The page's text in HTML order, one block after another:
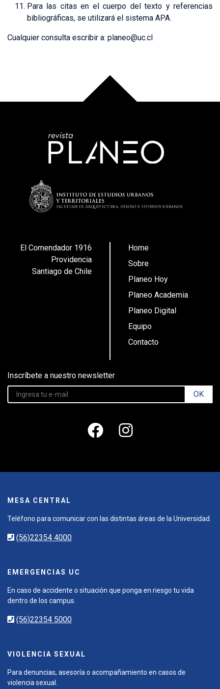
Para las citas en el cuerpo del texto y referencias
bibliográficas, se utilizará el sistema APA.
Cualquier consulta escribir a: planeo@uc.cl
El Comendador 1916
Providencia
Santiago de Chile
Home
Sobre
Planeo Hoy
Planeo Academia
Planeo Digital
Equipo
Contacto
Inscríbete a nuestro newsletter
OK
MESA CENTRAL
Teléfono para comunicar con las distintas áreas de la Universidad.
(56)22354 4000
EMERGENCIAS UC
En caso de accidente o situación que ponga en riesgo tu vida
dentro de los campus.
(56)22354 5000
VIOLENCIA SEXUAL
Para denuncias, asesoría o acompañamiento en casos de
violencia sexual.